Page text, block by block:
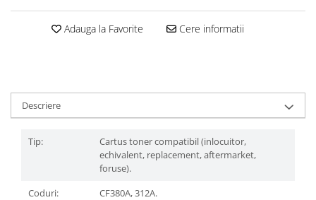
Adauga la Favorite Cere informatii
Descriere
Tip:
Cartus toner compatibil (inlocuitor,
echivalent, replacement, aftermarket,
foruse).
Coduri:
CF380A, 312A.